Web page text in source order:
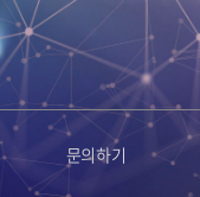
문의하기